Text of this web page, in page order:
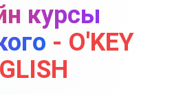
курсы
- O'KEY